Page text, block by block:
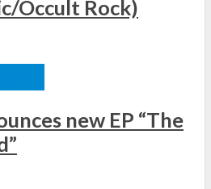
Occult Rock)
new EP “The